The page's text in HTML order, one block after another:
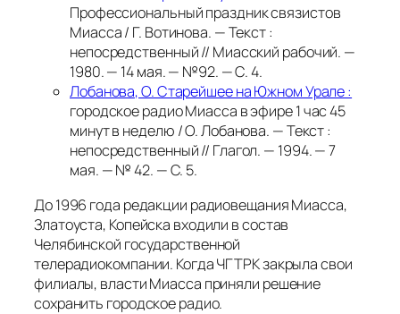
Профессиональный праздник связистов
Миасса / Г. Вотинова. — Текст :
непосредственный // Миасский рабочий. —
1980. — 14 мая. — №92. — С. 4.
Лобанова, О. Старейшее на Южном Урале :
городское радио Миасса в эфире 1 час 45
минут в неделю / О. Лобанова. — Текст :
непосредственный // Глагол. — 1994. — 7
мая. — № 42. — С. 5.
До 1996 года редакции радиовещания Миасса,
Златоуста, Копейска входили в состав
Челябинской государственной
телерадиокомпании. Когда ЧГТРК закрыла свои
филиалы, власти Миасса приняли решение
сохранить городское радио.